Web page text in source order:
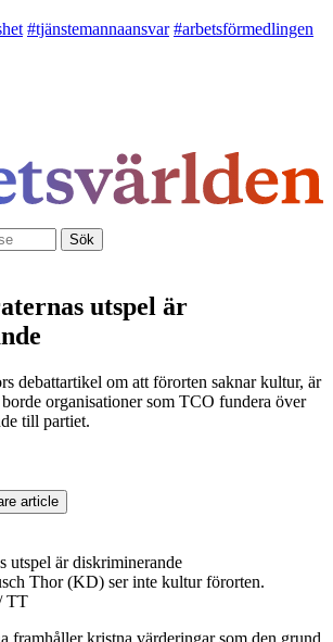
#tjänstemannaansvar #arbetsförmedlingen
Sök
utspel är
debattartikel om att förorten saknar kultur, är
organisationer som TCO fundera över
till partiet.
Thor (KD) ser inte kultur förorten.
TT